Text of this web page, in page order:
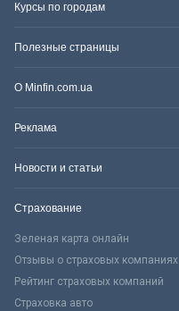
Курсы по городам
Полезные страницы
О Minfin.com.ua
Реклама
Новости и статьи
Страхование
Зеленая карта онлайн
Отзывы о страховых компаниях
Рейтинг страховых компаний
Страховка авто